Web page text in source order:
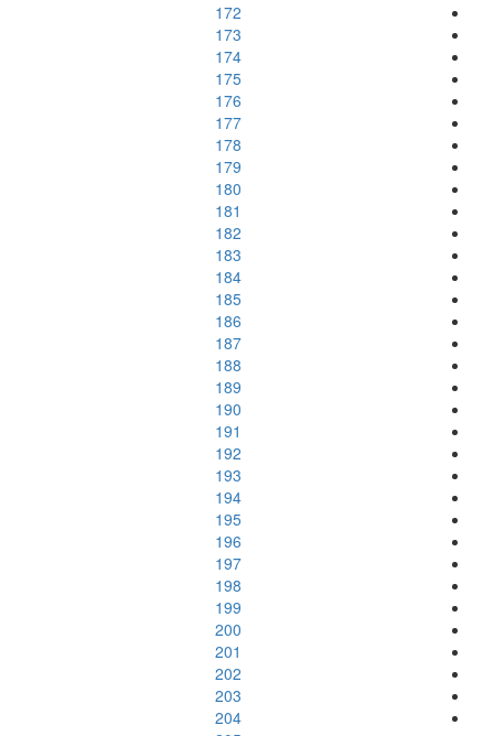
172
173
174
175
176
177
178
179
180
181
182
183
184
185
186
187
188
189
190
191
192
193
194
195
196
197
198
199
200
201
202
203
204